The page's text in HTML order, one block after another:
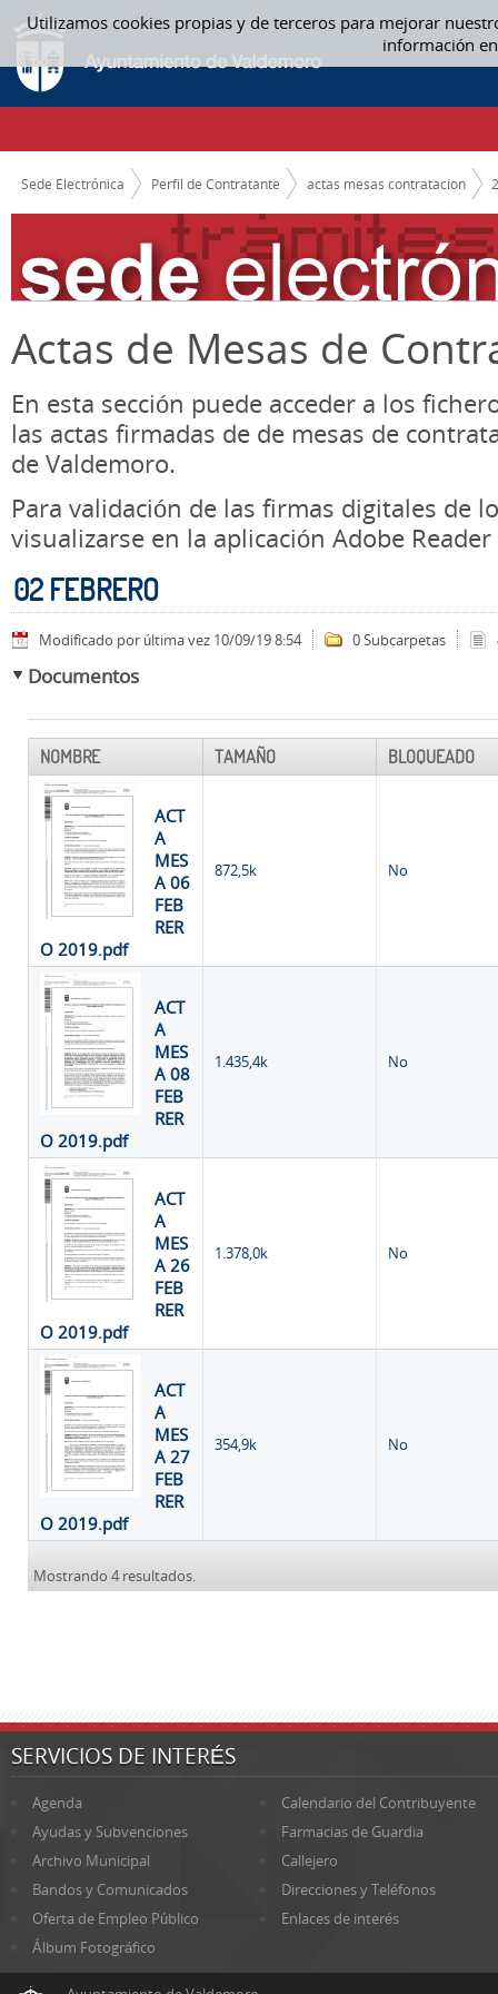
Utilizamos cookies propias y de terceros para mejorar
información
Saltar al contenido
02 FEBRERO - ACTAS MESAS CONTRATACION
CAMINO DE MIGAS
Sede Electrónica Perfil de Contratante actas mesas contratacion
Actas de Mesas de
En esta sección puede acceder a los
las actas firmadas de de mesas de
de Valdemoro.
Para validación de las firmas digitales de
visualizarse en la aplicación Adobe Reader
02 FEBRERO
Modificado por última vez 10/09/19 8:54 0 Subcarpetas
Documentos
NOMBRE TAMAÑO BLOQUEADO
ACT
A
MES
A 06
FEB
RER
O 2019.pdf
872,5k No
ACT
A
MES
A 08
FEB
RER
O 2019.pdf
1.435,4k No
ACT
A
MES
A 26
FEB
RER
O 2019.pdf
1.378,0k No
ACT
A
MES
A 27
FEB
RER
O 2019.pdf
354,9k No
Mostrando 4 resultados.
SERVICIOS DE INTERÉS
Agenda
Calendario del Contribuyente
Ayudas y Subvenciones
Farmacias de Guardia
Archivo Municipal
Callejero
Bandos y Comunicados
Direcciones y Teléfonos
Oferta de Empleo Público
Enlaces de interés
Álbum Fotográfico